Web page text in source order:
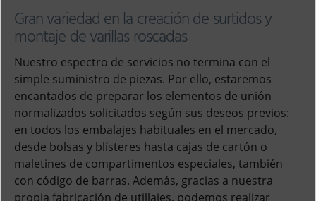
Gran variedad en la creación de surtidos y
montaje de varillas roscadas
Nuestro espectro de servicios no termina con el
simple suministro de piezas. Por ello, estaremos
encantados de preparar los elementos de unión
normalizados solicitados según sus deseos previos:
en todos los embalajes habituales en el mercado,
desde bolsas y blísteres hasta cajas de cartón o
maletines de compartimentos especiales, también
con código de barras. Además, gracias a nuestra
propia fabricación de utillajes, podemos realizar